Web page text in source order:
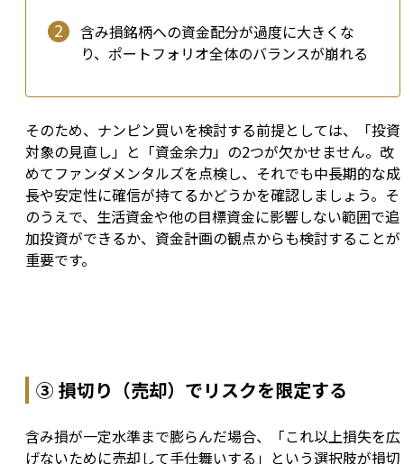
含み損銘柄への資金配分が過度に大きくな
り、ポートフォリオ全体のバランスが崩れる
そのため、ナンピン買いを検討する前提としては、「投資
対象の見直し」と「資金余力」の2つが欠かせません。改
めてファンダメンタルズを点検し、それでも中長期的な成
長や安定性に確信が持てるかどうかを確認しましょう。そ
のうえで、生活資金や他の目標資金に影響しない範囲で追
加投資ができるか、資金計画の観点からも検討することが
重要です。
③ 損切り（売却）でリスクを限定する
含み損が一定水準まで膨らんだ場合、「これ以上損失を広
げないために売却して手仕舞いする」という選択肢が損切